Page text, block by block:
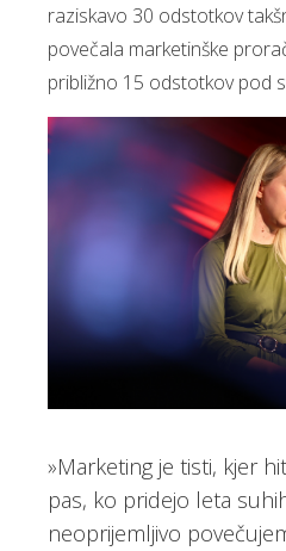
raziskavo 30 odstotkov
povečala marketinške
približno 15 odstotkov pod
»Marketing je tisti, kjer
pas, ko pridejo leta
neoprijemljivo